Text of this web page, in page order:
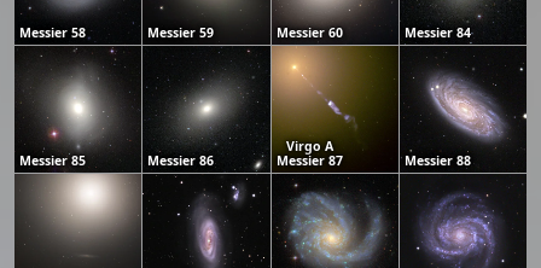
Messier 58 Messier 59 Messier 60 Messier 84
Messier 85 Messier 86
Virgo A
Messier 87
Messier 88